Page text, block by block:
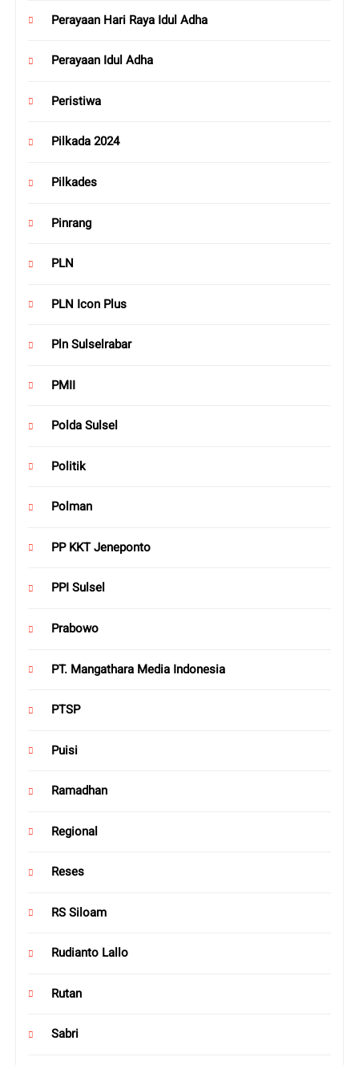
Perayaan Hari Raya Idul Adha
Perayaan Idul Adha
Peristiwa
Pilkada 2024
Pilkades
Pinrang
PLN
PLN Icon Plus
Pln Sulselrabar
PMII
Polda Sulsel
Politik
Polman
PP KKT Jeneponto
PPI Sulsel
Prabowo
PT. Mangathara Media Indonesia
PTSP
Puisi
Ramadhan
Regional
Reses
RS Siloam
Rudianto Lallo
Rutan
Sabri